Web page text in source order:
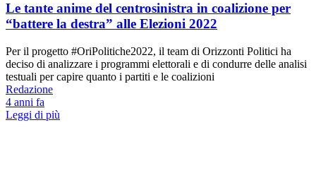
Le tante anime del centrosinistra in coalizione per
“battere la destra” alle Elezioni 2022
Per il progetto #OriPolitiche2022, il team di Orizzonti Politici ha
deciso di analizzare i programmi elettorali e di condurre delle analisi
testuali per capire quanto i partiti e le coalizioni
Redazione
4 anni fa
Leggi di più